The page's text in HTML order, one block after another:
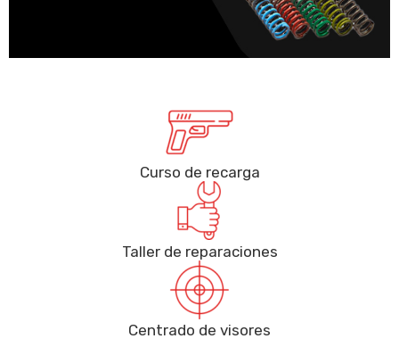
Curso de recarga
Taller de reparaciones
Centrado de visores